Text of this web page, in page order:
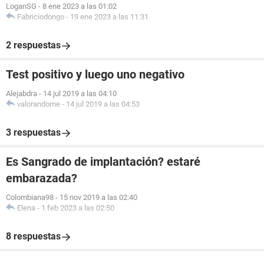
LoganSG - 8 ene 2023 a las 01:02
Fabriciodongo - 19 ene 2023 a las 11:31
2 respuestas
Test positivo y luego uno negativo
Alejabdra - 14 jul 2019 a las 04:10
valorandome - 14 jul 2019 a las 04:53
3 respuestas
Es Sangrado de implantación? estaré
embarazada?
Colombiana98 - 15 nov 2019 a las 02:40
Elena - 1 feb 2023 a las 02:50
8 respuestas